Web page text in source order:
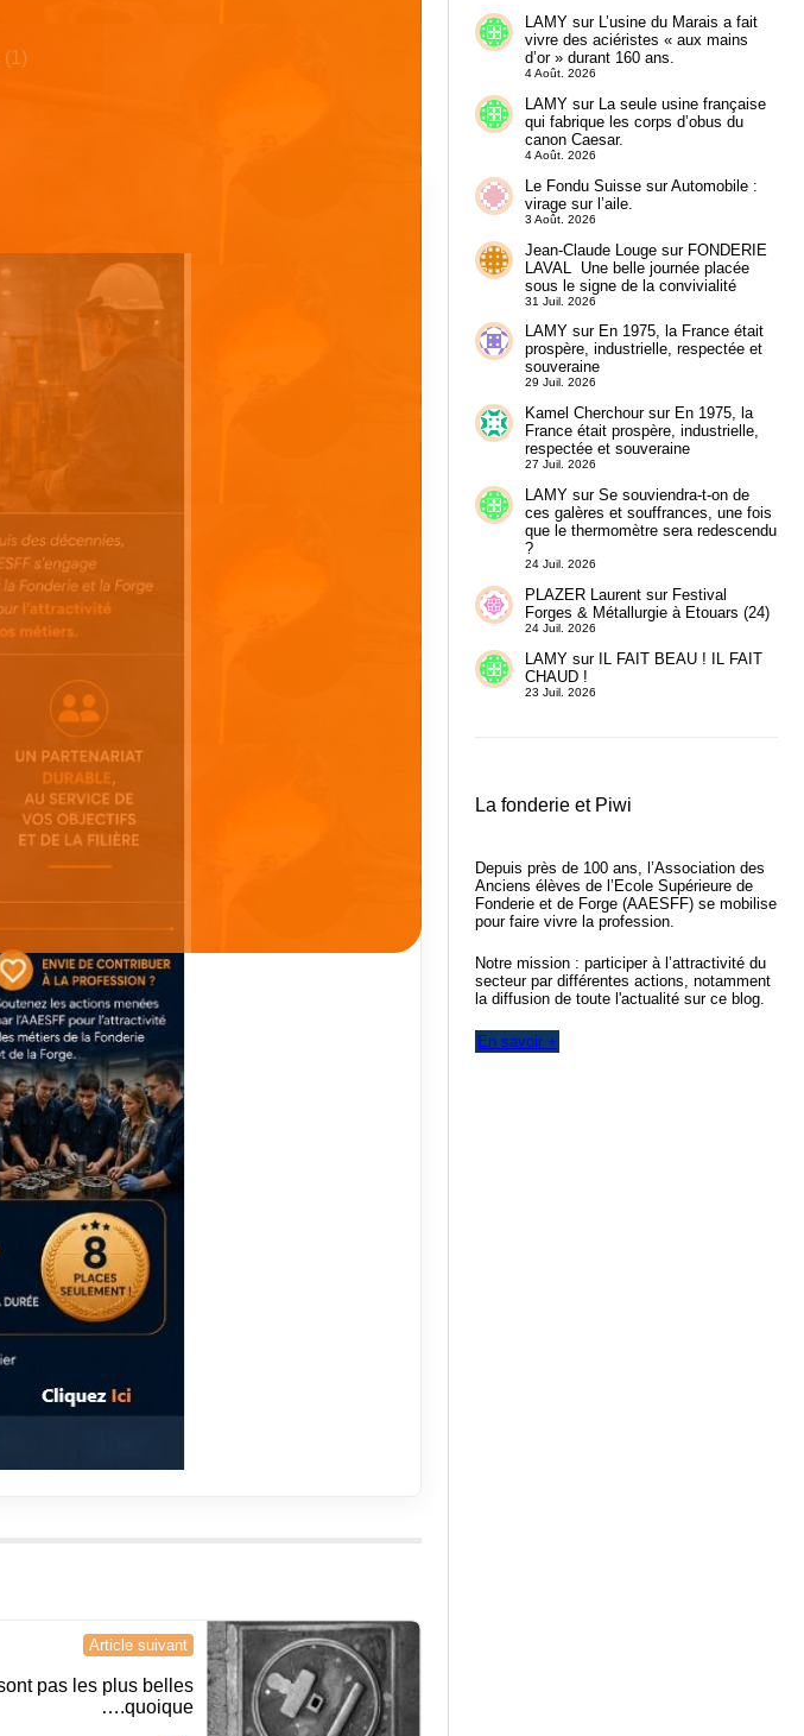
Article suivant
pas les plus belles
….quoique
LAMYsur L’usine du Marais a fait
vivre des aciéristes « aux mains
d’or » durant 160 ans.
4 Août. 2026
LAMYsur La seule usine française
qui fabrique les corps d’obus du
canon Caesar.
4 Août. 2026
Le Fondu SuissesurAutomobile :
virage sur l’aile.
3 Août. 2026
Jean-Claude Lougesur FONDERIE
LAVAL Une belle journée placée
sous le signe de la convivialité
31 Juil. 2026
LAMYsur En 1975, la France était
prospère, industrielle, respectée et
souveraine
29 Juil. 2026
Kamel Cherchoursur En 1975, la
France était prospère, industrielle,
respectée et souveraine
27 Juil. 2026
LAMYsur Se souviendra-t-on de
ces galères et souffrances, une fois
que le thermomètre sera redescendu
?
24 Juil. 2026
PLAZER Laurentsur Festival
Forges & Métallurgie à Etouars (24)
24 Juil. 2026
LAMYsur IL FAIT BEAU ! IL FAIT
CHAUD !
23 Juil. 2026
La fonderie et Piwi
Depuis près de 100 ans, l’Association des
Anciens élèves de l’Ecole Supérieure de
Fonderie et de Forge (AAESFF) se mobilise
pour faire vivre la profession.
Notre mission : participer à l’attractivité du
secteur par différentes actions, notamment
la diffusion de toute l'actualité sur ce blog.
En savoir +